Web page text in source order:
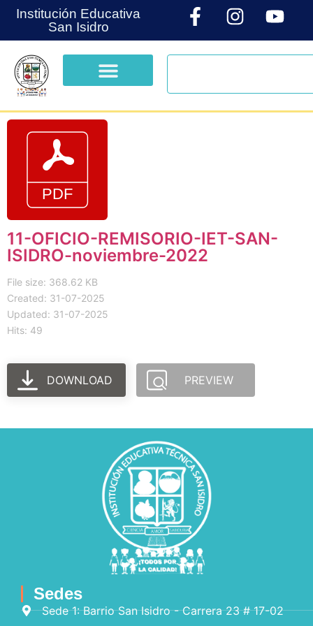
Institución Educativa
San Isidro
11-OFICIO-REMISORIO-IET-SAN-
ISIDRO-noviembre-2022
File size: 368.62 KB
Created: 31-07-2025
Updated: 31-07-2025
Hits: 49
DOWNLOAD PREVIEW
Sedes
Sede 1: Barrio San Isidro - Carrera 23 # 17-02